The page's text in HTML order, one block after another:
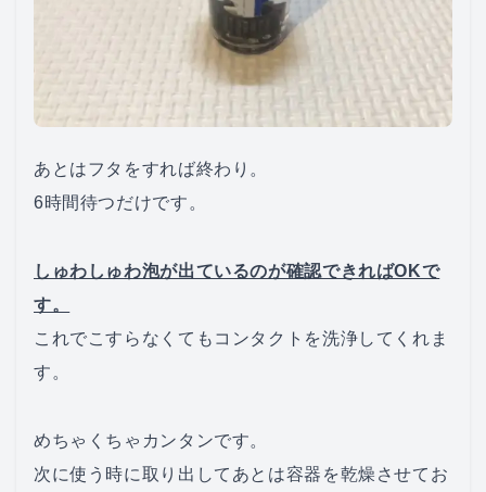
あとはフタをすれば終わり。
6時間待つだけです。
しゅわしゅわ泡が出ているのが確認できればOKで
す。
これでこすらなくてもコンタクトを洗浄してくれま
す。
めちゃくちゃカンタンです。
次に使う時に取り出してあとは容器を乾燥させてお